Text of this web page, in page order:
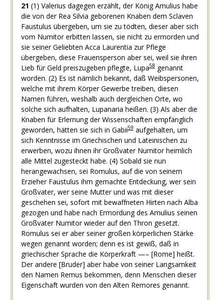
21 (1) Valerius dagegen erzählt, der König Amulius habe
die von der Rea Silvia geborenen Knaben dem Sclaven
Faustulus übergeben, um sie zu tödten, dieser aber sich
vom Numitor erbitten lassen, sie nicht zu ermorden und
sie seiner Geliebten Acca Laurentia zur Pflege
übergeben, diese Frauensperson aber sei, weil sie ihren
Lieb für Geld preiszugeben pflegte, Lupa58genannt
worden. (2) Es ist nämlich bekannt, daß Weibspersonen,
welche mit ihrem Körper Gewerbe treiben, diesen
Namen führen, weshalb auch dergleichen Orte, wo
solche sich aufhalten, Lupanaria heißen. (3) Als aber die
Knaben für Erlernung der Wissenschaften empfänglich
geworden, hätten sie sich in Gabii59aufgehalten, um
sich Kenntnisse im Griechischen und Lateinischen zu
erwerben, wozu ihnen ihr Großvater Numitor heimlich
alle Mittel zugesteckt habe. (4) Sobald sie nun
herangewachsen, sei Romulus, auf die von seinem
Erzieher Faustulus ihm gemachte Entdeckung, wer sein
Großvater, wer seine Mutter und was mit dieser
geschehen sei, sofort mit bewaffneten Hirten nach Alba
gezogen und habe nach Ermordung des Amulius seinen
Großvater Numitor wieder auf den Thron gesetzt.
Romulus sei er aber seiner großen körperlichen Stärke
wegen genannt worden; denn es ist gewiß, daß in
griechischer Sprache die Körperkraft —– [Rome] heißt.
Der andere [Bruder] aber habe von seiner Langsamkeit
den Namen Remus bekommen, denn Menschen dieser
Eigenschaft wurden von den Alten Remores genannt.